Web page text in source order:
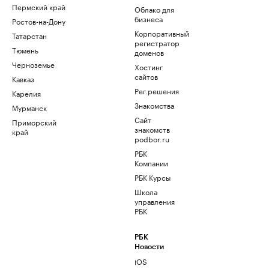
Пермский край
Ростов-на-Дону
Татарстан
Тюмень
Черноземье
Кавказ
Карелия
Мурманск
Приморский
край
Облако для
бизнеса
Корпоративный
регистратор
доменов
Хостинг
сайтов
Рег.решения
Знакомства
Сайт
знакомств
podbor.ru
РБК
Компании
РБК Курсы
Школа
управления
РБК
РБК
Новости
iOS